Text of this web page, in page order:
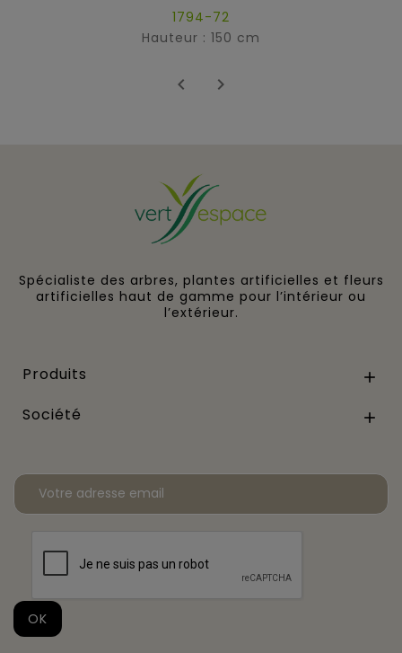
1794-72
Hauteur : 150 cm
 
Spécialiste des arbres, plantes artificielles et fleurs
artificielles haut de gamme pour l’intérieur ou
l’extérieur.
Produits 
Société 